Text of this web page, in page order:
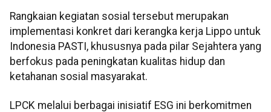
Rangkaian kegiatan sosial tersebut merupakan
implementasi konkret dari kerangka kerja Lippo untuk
Indonesia PASTI, khususnya pada pilar Sejahtera yang
berfokus pada peningkatan kualitas hidup dan
ketahanan sosial masyarakat.
LPCK melalui berbagai inisiatif ESG ini berkomitmen